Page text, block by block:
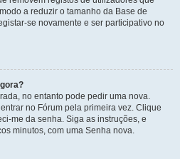
a reduzir o tamanho da Base de
se novamente e ser participativo no
no entanto pode pedir uma nova.
no Fórum pela primeira vez. Clique
me da senha. Siga as instruções, e
minutos, com uma Senha nova.